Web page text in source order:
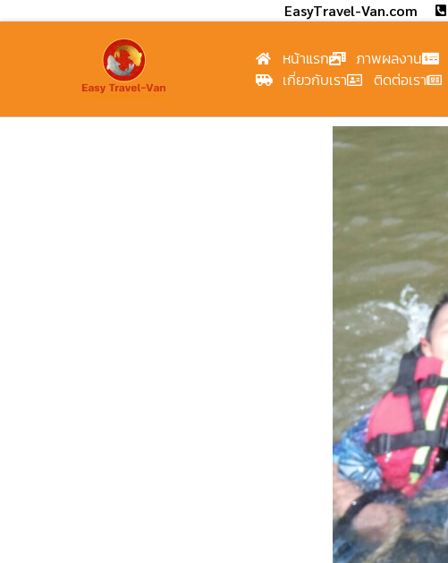
EasyTravel-Van.com
หน้าแรก ภาพผลงาน
เกี่ยวกับเรา
ติดต่อเรา